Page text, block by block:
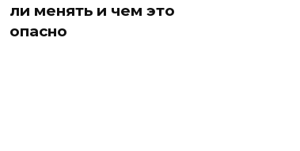
ли менять и чем это
опасно